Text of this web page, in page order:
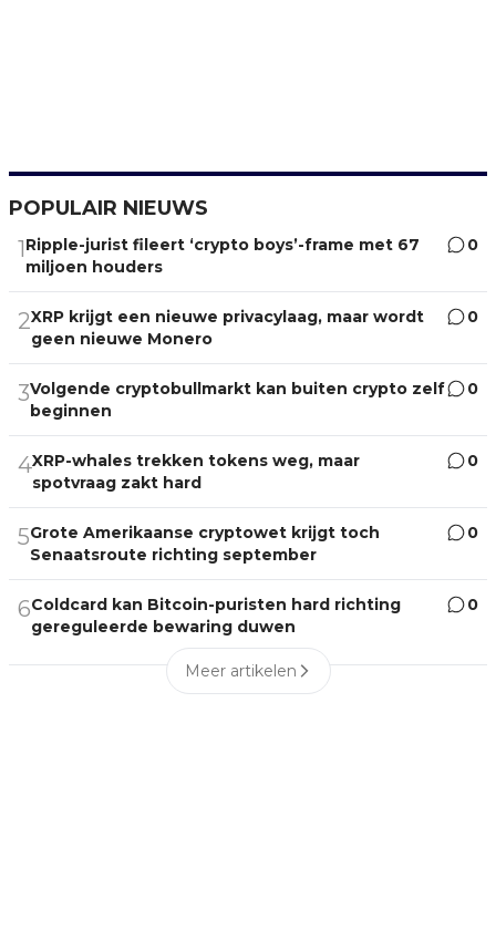
POPULAIR NIEUWS
1Ripple-jurist fileert ‘crypto boys’-frame met 67
miljoen houders
0
2XRP krijgt een nieuwe privacylaag, maar wordt
geen nieuwe Monero
0
3Volgende cryptobullmarkt kan buiten crypto zelf
beginnen
0
4XRP-whales trekken tokens weg, maar
spotvraag zakt hard
0
5Grote Amerikaanse cryptowet krijgt toch
Senaatsroute richting september
0
6Coldcard kan Bitcoin-puristen hard richting
gereguleerde bewaring duwen
0
Meer artikelen